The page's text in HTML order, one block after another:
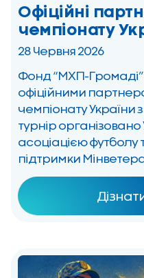
Офіційні
чемпіонату
ампфутболу-
28 Червня 2026
Фонд “МХП-
офіційними
чемпіонату України
турнір
асоціацією футболу
підтримки
молоді та спорту
масового спорту
матчів у Львові,